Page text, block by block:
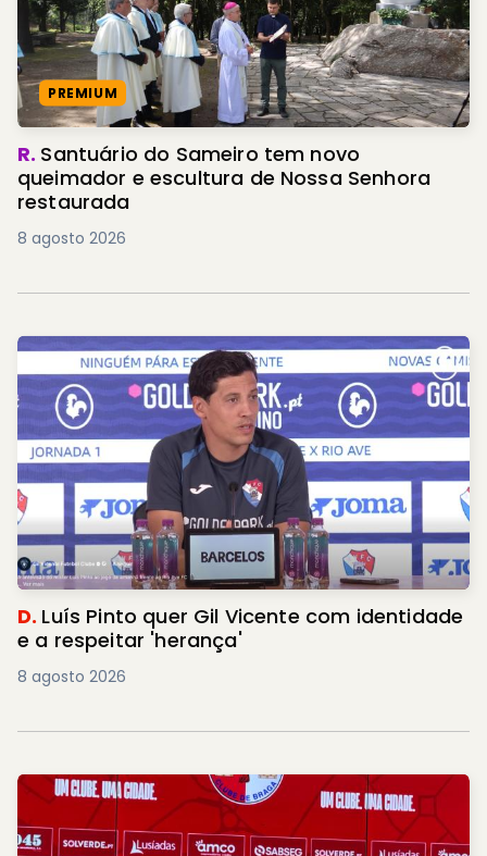
PREMIUM
R. Santuário do Sameiro tem novo
queimador e escultura de Nossa Senhora
restaurada
8 agosto 2026
D. Luís Pinto quer Gil Vicente com identidade
e a respeitar 'herança'
8 agosto 2026